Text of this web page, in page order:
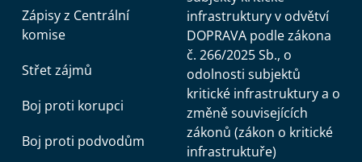
Zápisy z Centrální
komise
Střet zájmů
Boj proti korupci
Boj proti podvodům
infrastruktury v odvětví
DOPRAVA podle zákona
č. 266/2025 Sb., o
odolnosti subjektů
kritické infrastruktury a o
změně souvisejících
zákonů (zákon o kritické
infrastruktuře)